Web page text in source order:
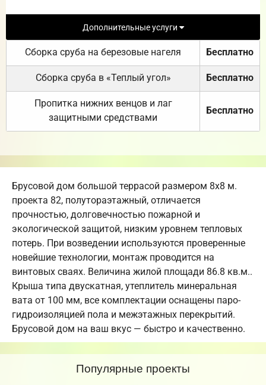
Дополнительные услуги
Сборка сруба на березовые нагеля Бесплатно
Сборка сруба в «Теплый угол» Бесплатно
Пропитка нижних венцов и лаг
защитными средствами
Бесплатно
Брусовой дом большой террасой размером 8х8 м.
проекта 82, полутораэтажный, отличается
прочностью, долговечностью пожарной и
экологической защитой, низким уровнем тепловых
потерь. При возведении используются проверенные
новейшие технологии, монтаж проводится на
винтовых сваях. Величина жилой площади 86.8 кв.м..
Крыша типа двускатная, утеплитель минеральная
вата от 100 мм, все комплектации оснащены паро-
гидроизоляцией пола и межэтажных перекрытий.
Брусовой дом на ваш вкус — быстро и качественно.
Популярные проекты